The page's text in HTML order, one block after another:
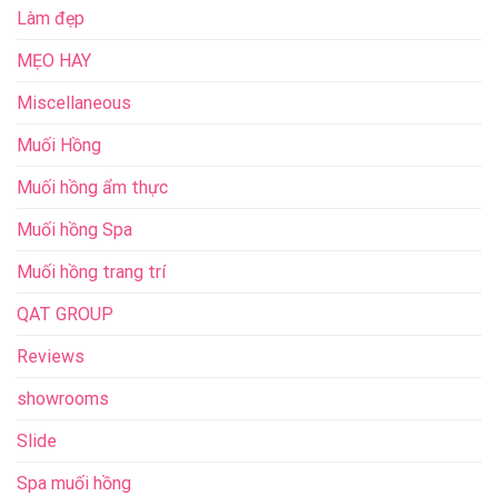
Làm đẹp
MẸO HAY
Miscellaneous
Muối Hồng
Muối hồng ẩm thực
Muối hồng Spa
Muối hồng trang trí
QAT GROUP
Reviews
showrooms
Slide
Spa muối hồng